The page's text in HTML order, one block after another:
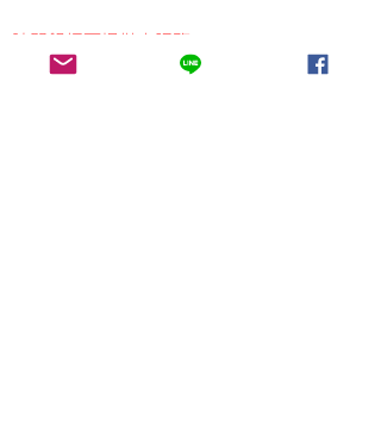
在符合所從事服務的工作資格下，家長可通過